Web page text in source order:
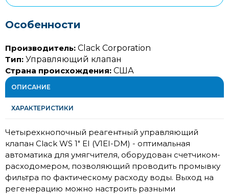
Особенности
Производитель: Clack Corporation
Тип: Управляющий клапан
Страна происхождения: США
ОПИСАНИЕ
ХАРАКТЕРИСТИКИ
Четырехкнопочный реагентный управляющий
клапан Clack WS 1" EI (V1EI-DM) - оптимальная
автоматика для умягчителя, оборудован счетчиком-
расходомером, позволяющий проводить промывку
фильтра по фактическому расходу воды. Выход на
регенерацию можно настроить разными